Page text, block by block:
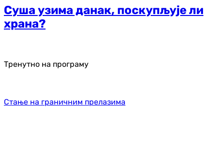
Суша узима данак, поскупљује ли
храна?
Тренутно на програму
Стање на граничним прелазима